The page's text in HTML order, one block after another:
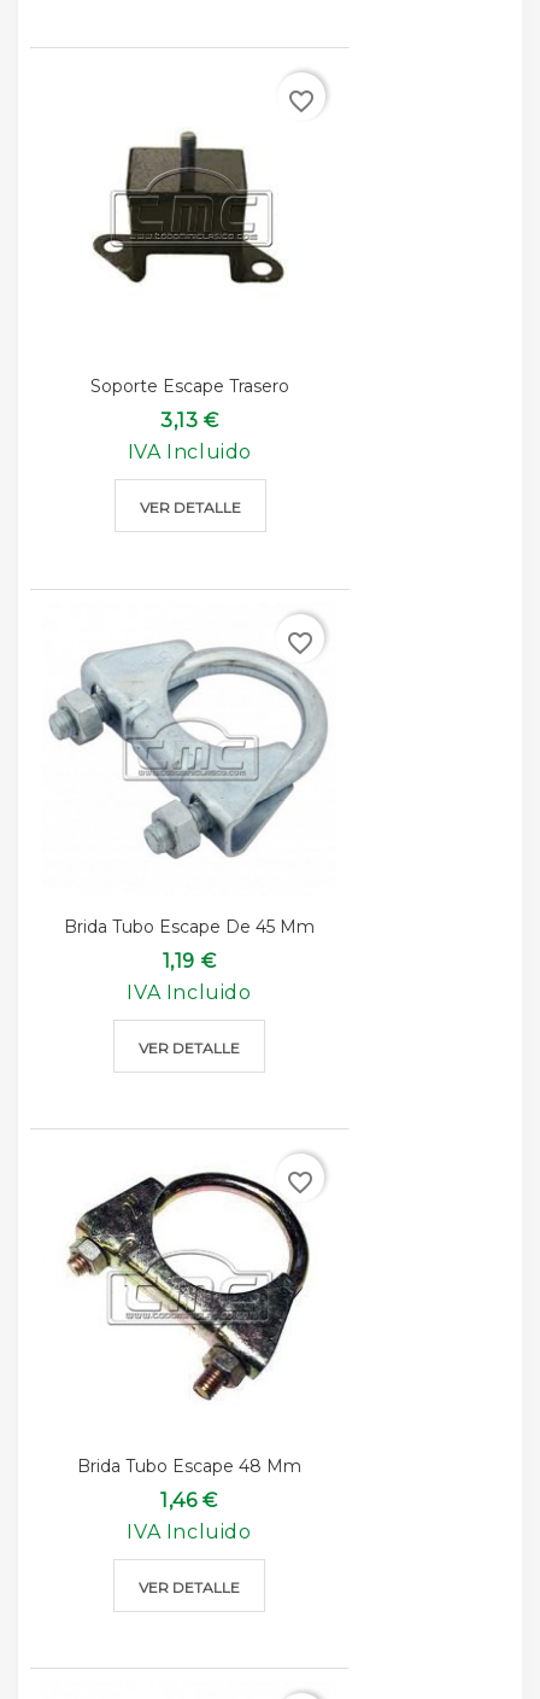
Soporte Escape Trasero
3,13 €
IVA Incluido
VER DETALLE
favorite_border
Brida Tubo Escape De 45 Mm
1,19 €
IVA Incluido
VER DETALLE
favorite_border
Brida Tubo Escape 48 Mm
1,46 €
IVA Incluido
VER DETALLE
favorite_border